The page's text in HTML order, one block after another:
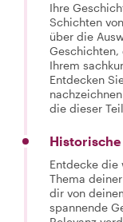
Ihre
Schichten
über die
Ihrem
Entdecken
die dieser
Entdecke
Thema
dir von
spannende